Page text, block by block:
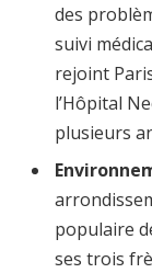
des
suivi
rejoint
l’Hôpital
plusieurs
populaire
ses trois